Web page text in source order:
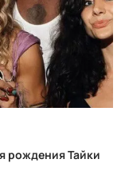
рождения Тайки